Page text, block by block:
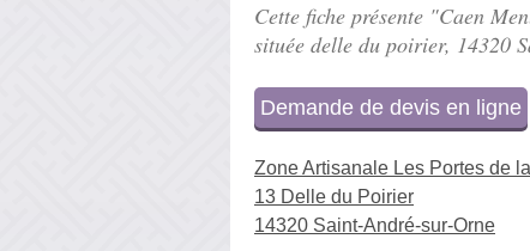
Cette fiche présente "Caen
située delle du poirier, 14320
Demande de devis en ligne
Zone Artisanale Les Portes de
13 Delle du Poirier
14320 Saint-André-sur-Orne